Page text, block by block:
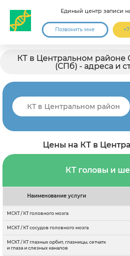
Единый центр записи
Позвонить мне
КТ в Центральном районе
(СПб) - адреса и
Цены на КТ в
КТ головы и
Наименование услуги
МСКТ / КТ головного мозга
МСКТ / КТ сосудов головного мозга
МСКТ / КТ глазных орбит, глазницы, сетчатк
и глаза и слезных каналов